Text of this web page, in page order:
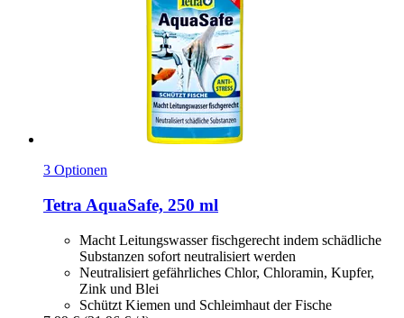
3 Optionen
Tetra AquaSafe, 250 ml
Macht Leitungswasser fischgerecht indem schädliche
Substanzen sofort neutralisiert werden
Neutralisiert gefährliches Chlor, Chloramin, Kupfer,
Zink und Blei
Schützt Kiemen und Schleimhaut der Fische